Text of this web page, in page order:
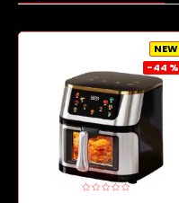
NEW
-44 %